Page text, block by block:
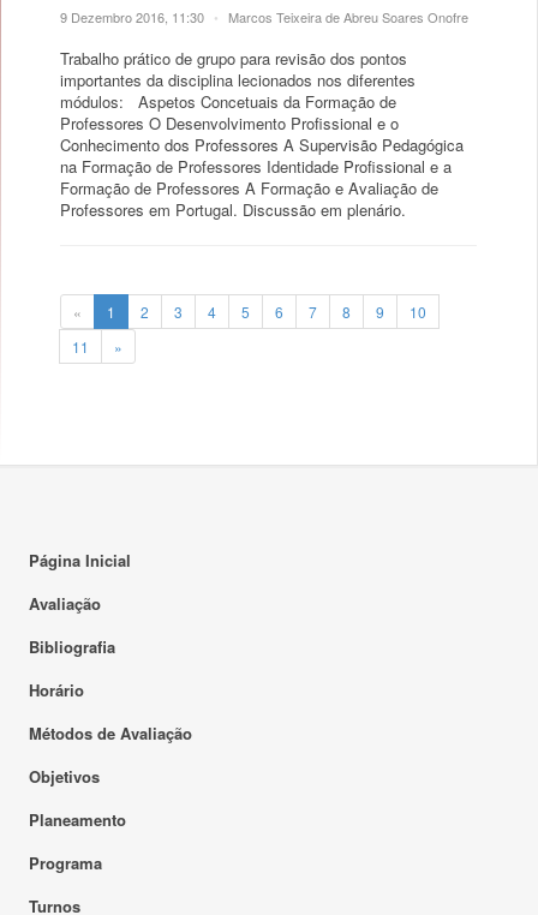
9 Dezembro 2016, 11:30 • Marcos Teixeira de Abreu Soares Onofre
Trabalho prático de grupo para revisão dos pontos
importantes da disciplina lecionados nos diferentes
módulos: Aspetos Concetuais da Formação de
Professores O Desenvolvimento Profissional e o
Conhecimento dos Professores A Supervisão Pedagógica
na Formação de Professores Identidade Profissional e a
Formação de Professores A Formação e Avaliação de
Professores em Portugal. Discussão em plenário.
« 1 2 3 4 5 6 7 8 9
10
11
»
Página Inicial
Avaliação
Bibliografia
Horário
Métodos de Avaliação
Objetivos
Planeamento
Programa
Turnos